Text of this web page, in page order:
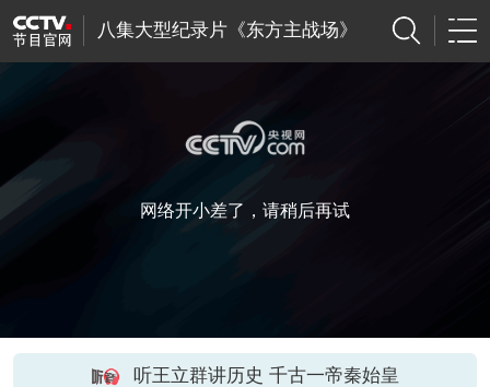
八集大型纪录片《东方主战场》
网络开小差了，请稍后再试
听王立群讲历史 千古一帝秦始皇